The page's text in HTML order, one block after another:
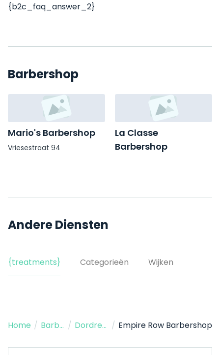
{b2c_faq_answer_2}
Barbershop
Mario's Barbershop
Vriesestraat 94
La Classe
Barbershop
Andere Diensten
{treatments} Categorieën Wijken
Home / Barbershop / Dordrecht / Empire Row Barbershop